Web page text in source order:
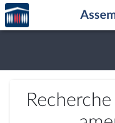
Aller au contenu
Aller en bas de la page
Accèder
à la
page